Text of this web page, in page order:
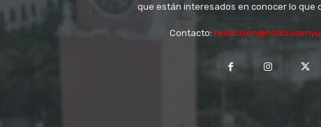
que están interesados en conocer lo que
Contacto: